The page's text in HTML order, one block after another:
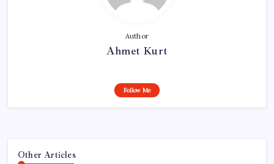
Author
Ahmet Kurt
Follow Me
Other Articles